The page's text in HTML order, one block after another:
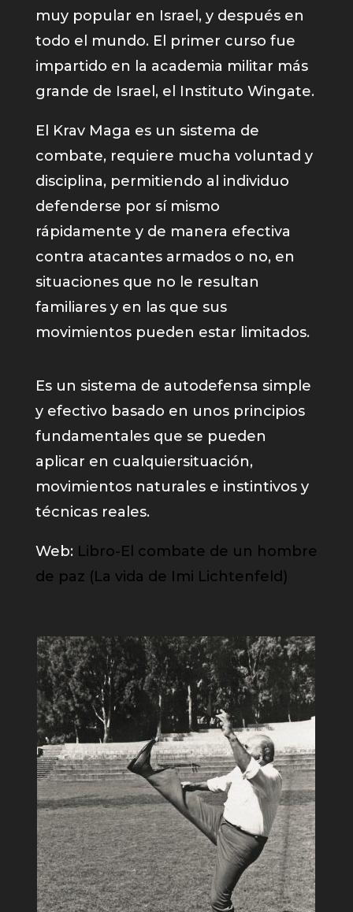
muy popular en Israel, y después en
todo el mundo. El primer curso fue
impartido en la academia militar más
grande de Israel, el Instituto Wingate.
El Krav Maga es un sistema de
combate, requiere mucha voluntad y
disciplina, permitiendo al individuo
defenderse por sí mismo
rápidamente y de manera efectiva
contra atacantes armados o no, en
situaciones que no le resultan
familiares y en las que sus
movimientos pueden estar limitados.
Es un sistema de autodefensa simple
y efectivo basado en unos principios
fundamentales que se pueden
aplicar en cualquiersituación,
movimientos naturales e instintivos y
técnicas reales.
Web: Libro-El combate de un hombre
de paz (La vida de Imi Lichtenfeld)